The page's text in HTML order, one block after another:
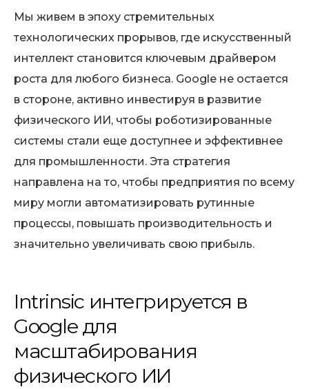
Мы живем в эпоху стремительных
технологических прорывов, где искусственный
интеллект становится ключевым драйвером
роста для любого бизнеса. Google не остается
в стороне, активно инвестируя в развитие
физического ИИ, чтобы роботизированные
системы стали еще доступнее и эффективнее
для промышленности. Эта стратегия
направлена на то, чтобы предприятия по всему
миру могли автоматизировать рутинные
процессы, повышать производительность и
значительно увеличивать свою прибыль.
Intrinsic интегрируется в
Google для
масштабирования
физического ИИ